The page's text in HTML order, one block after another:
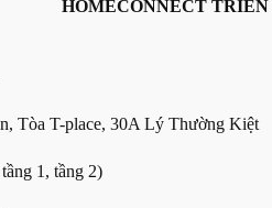
HOMECONNECT
Tòa T-place, 30A Lý Thường Kiệt
1, tầng 2)